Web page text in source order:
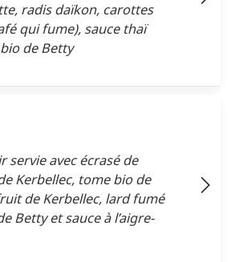
radis daïkon, carottes
qui fume), sauce thaï
de Betty
servie avec écrasé de
Kerbellec, tome bio de
de Kerbellec, lard fumé
Betty et sauce à l’aigre-